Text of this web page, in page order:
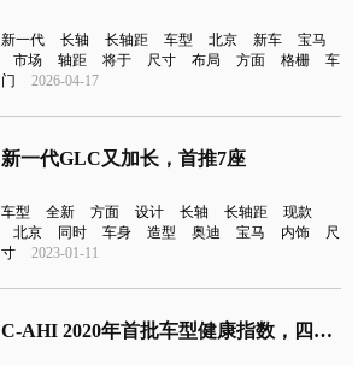
新一代 长轴 长轴距 车型 北京 新车
宝马
市场
轴距 将于 尺寸 布局 方面 格栅
车
门
2026-04-17
新一代GLC又加长，首推7座
车型 全新 方面 设计 长轴 长轴距
现款
北京
同时 车身 造型 奥迪 宝马 内饰
尺
寸
2023-01-11
C-AHI 2020年首批车型健康指数，四款主流合资车型上榜